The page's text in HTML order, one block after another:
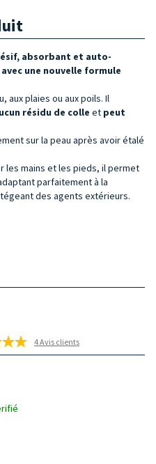
absorbant et auto-
avec une nouvelle formule
aux plaies ou aux poils. Il
résidu de colle et peut
sur la peau après avoir étalé
les mains et les pieds, il permet
parfaitement à la
des agents extérieurs.
4 Avis clients